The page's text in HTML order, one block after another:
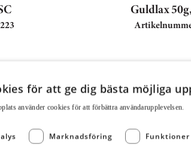
Guldlax
för att ge dig bästa möjliga
använder cookies för att för­bättra användar­upplevelsen.
Marknadsföring Funktioner